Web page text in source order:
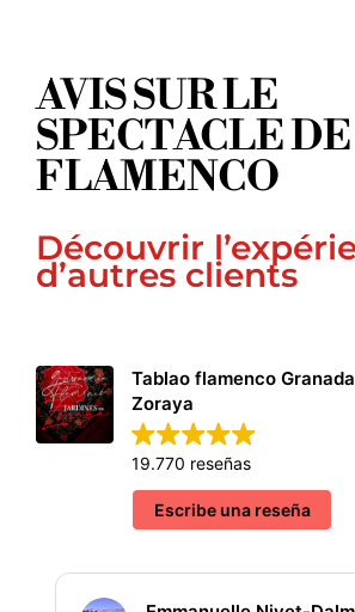
AVIS SUR LE
SPECTACLE DE
FLAMENCO
Découvrir
d’autres clients
Tablao flamenco
Zoraya
19.770 reseñas
Escribe una reseña